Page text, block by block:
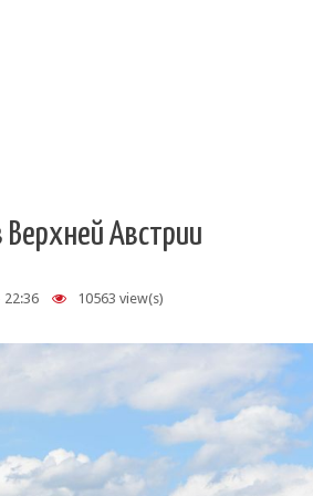
Австрии
22:36 10563 view(s)